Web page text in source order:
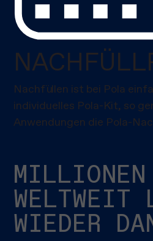
Nachfüllen ist bei Pola
individuelles Pola-Kit, so
Anwendungen die Pola-
MILLIONEN
WELTWEIT
WIEDER